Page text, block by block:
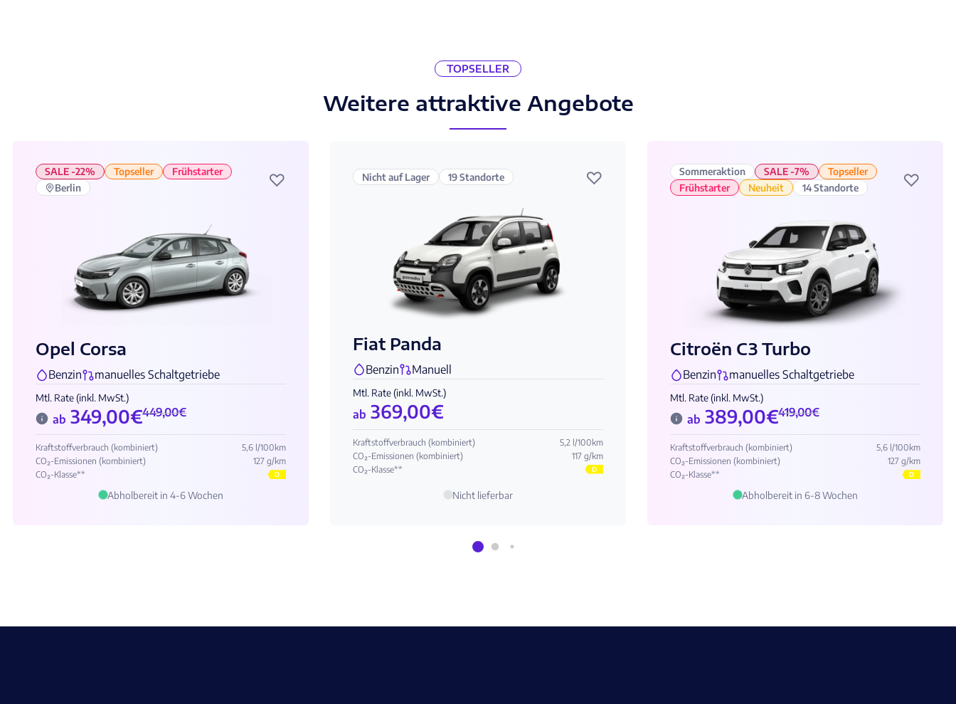
TOPSELLER
Weitere attraktive Angebote
SALE -22% Topseller
Frühstarter
Berlin
♡
Opel Corsa
Benzin manuelles Schaltgetriebe
Mtl. Rate (inkl. MwSt.)
ab 449,00€
349,00€
Kraftstoffverbrauch (kombiniert)
5,6 l/100km
CO₂-Emissionen (kombiniert)
127 g/km
CO₂-Klasse**
D
Abholbereit in 4-6 Wochen
Nicht auf Lager 19 Standorte ♡
Fiat Panda
Benzin Manuell
Mtl. Rate (inkl. MwSt.)
ab 369,00€
Kraftstoffverbrauch (kombiniert)
5,2 l/100km
CO₂-Emissionen (kombiniert)
117 g/km
CO₂-Klasse**
D
Nicht lieferbar
Sommeraktion SALE -7%
Topseller
Frühstarter
Neuheit 14 Standorte ♡
Citroën C3 Turbo
Benzin manuelles Schaltgetriebe
Mtl. Rate (inkl. MwSt.)
ab 419,00€
389,00€
Kraftstoffverbrauch (kombiniert)
5,6 l/100km
CO₂-Emissionen (kombiniert)
127 g/km
CO₂-Klasse**
D
Abholbereit in 6-8 Wochen